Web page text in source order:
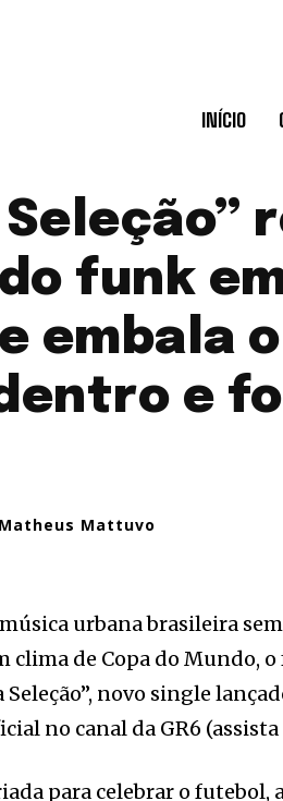
INÍCIO
funk
embala
e
Matheus Mattuvo
urbana brasileira
clima de Copa do Mundo,
Seleção”, novo single
no canal da GR6 (assista
para celebrar o futebol,